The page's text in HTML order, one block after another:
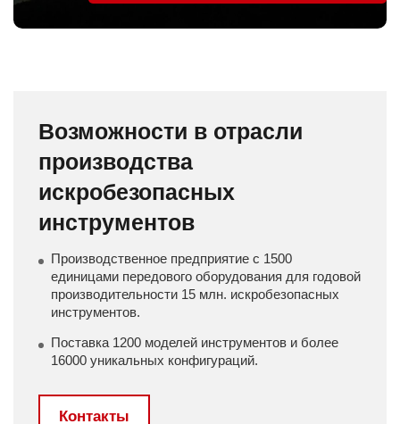
Возможности в отрасли
производства
искробезопасных
инструментов
Производственное предприятие с 1500
единицами передового оборудования для годовой
производительности 15 млн. искробезопасных
инструментов.
Поставка 1200 моделей инструментов и более
16000 уникальных конфигураций.
Контакты